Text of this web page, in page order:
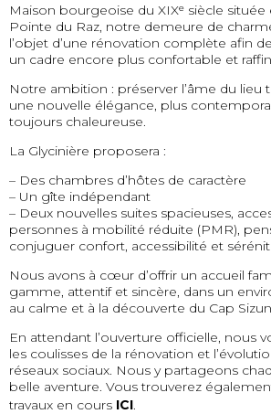
Maison bourgeoise du XIXᵉ siècle
Pointe du Raz, notre demeure de
l’objet d’une rénovation complète afin
un cadre encore plus confortable et
Notre ambition : préserver l’âme du
une nouvelle élégance, plus
toujours chaleureuse.
La Glycinière proposera :
– Des chambres d’hôtes de caractère
– Un gîte indépendant
– Deux nouvelles suites spacieuses,
personnes à mobilité réduite (PMR),
conjuguer confort, accessibilité et
Nous avons à cœur d’offrir un accueil
gamme, attentif et sincère, dans un
au calme et à la découverte du Cap
En attendant l’ouverture officielle, nous
les coulisses de la rénovation et
réseaux sociaux. Nous y partageons
belle aventure. Vous trouverez
travaux en cours ICI.